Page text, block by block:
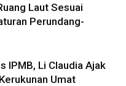
Laut Sesuai
Perundang-
IPMB, Li Claudia Ajak
Umat